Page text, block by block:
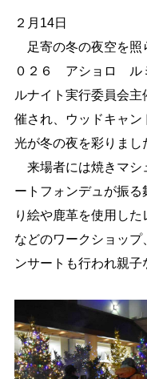
しごと・産業
白
２月14日
足寄の冬の夜空を照
０２６ アショロ ル
ルナイト実行委員会
催され、ウッドキャン
光が冬の夜を彩りまし
来場者には焼きマシ
ートフォンデュが振
り絵や鹿革を使用し
などのワークショップ
ンサートも行われ親子